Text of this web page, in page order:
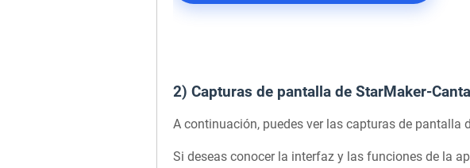
2) Capturas de pantalla de StarMaker-
A continuación, puedes ver las capturas de pantalla
Si deseas conocer la interfaz y las funciones de la